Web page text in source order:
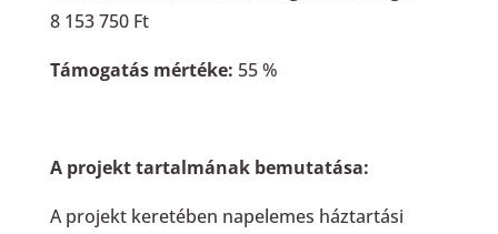
8 153 750 Ft
Támogatás mértéke: 55 %
A projekt tartalmának bemutatása:
A projekt keretében napelemes háztartási